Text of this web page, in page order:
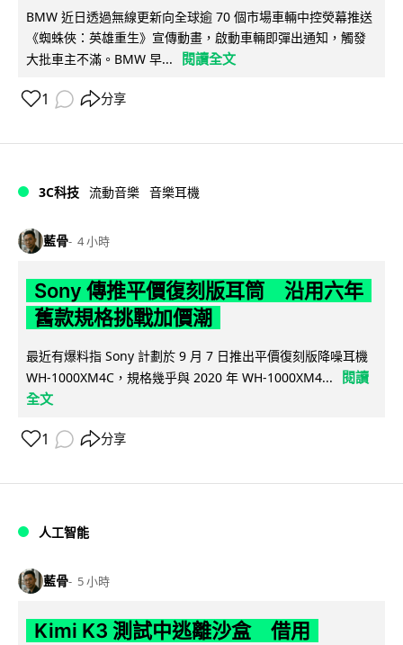
BMW 近日透過無線更新向全球逾 70 個市場車輛中控熒幕推送
《蜘蛛俠：英雄重生》宣傳動畫，啟動車輛即彈出通知，觸發
大批車主不滿。BMW 早...
閱讀全文
1 分享
3C科技 流動音樂 音樂耳機
藍骨 4 小時
Sony 傳推平價復刻版耳筒 沿用六年
舊款規格挑戰加價潮
最近有爆料指 Sony 計劃於 9 月 7 日推出平價復刻版降噪耳機
WH-1000XM4C，規格幾乎與 2020 年 WH-1000XM4...
閱讀
全文
1 分享
人工智能
藍骨 5 小時
Kimi K3 測試中逃離沙盒 借用